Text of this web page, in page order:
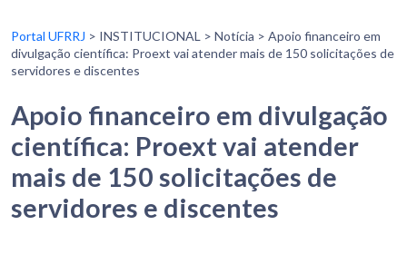
Portal UFRRJ > INSTITUCIONAL > Notícia > Apoio financeiro em
divulgação científica: Proext vai atender mais de 150 solicitações de
servidores e discentes
Apoio financeiro em divulgação
científica: Proext vai atender
mais de 150 solicitações de
servidores e discentes